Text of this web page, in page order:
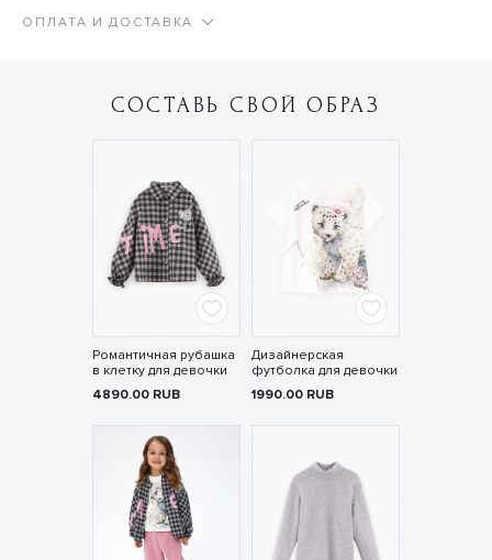
ОПЛАТА И ДОСТАВКА
СОСТАВЬ СВОЙ ОБРАЗ
Романтичная рубашка
в клетку для девочки
4890.00 RUB
Дизайнерская
футболка для девочки
1990.00 RUB